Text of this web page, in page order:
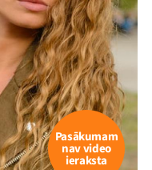
Pasākumam
nav video
ieraksta